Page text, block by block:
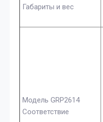
Габариты и вес
Модель GRP2614
Соответствие